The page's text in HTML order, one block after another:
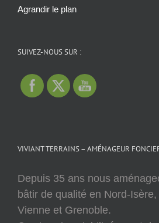
Agrandir le plan
SUIVEZ-NOUS SUR :
VIVIANT TERRAINS – AMÉNAGEUR
Depuis 35 ans nous
bâtir de qualité en Nord-
Vienne et Grenoble.